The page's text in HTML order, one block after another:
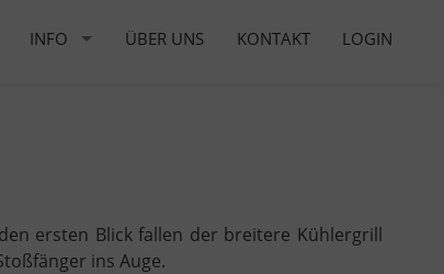
INFO ÜBER UNS KONTAKT LOGIN
ersten Blick fallen der breitere Kühlergrill
ins Auge.